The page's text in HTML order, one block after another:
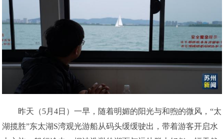
昨天（5月4日）一早，随着明媚的阳光与和煦的微风，“太
湖揽胜”东太湖S湾观光游船从码头缓缓驶出，带着游客开启水